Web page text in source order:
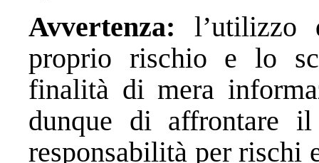
Avvertenza: l’utilizzo
proprio rischio e lo
finalità di mera
dunque di affrontare
responsabilità per rischi